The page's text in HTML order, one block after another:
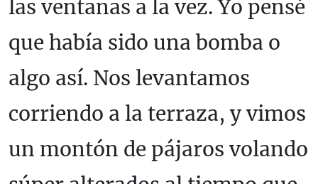
las ventanas a la vez. Yo pensé
que había sido una bomba o
algo así. Nos levantamos
corriendo a la terraza, y vimos
un montón de pájaros volando